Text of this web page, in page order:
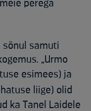
perega
samuti
„Urmo
esimees) ja
liige) olid
ka Tanel Laidele